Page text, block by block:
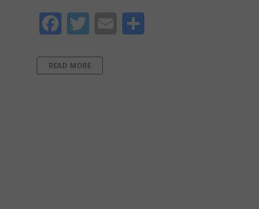
Facebook
TwitterEmail
READ MORE